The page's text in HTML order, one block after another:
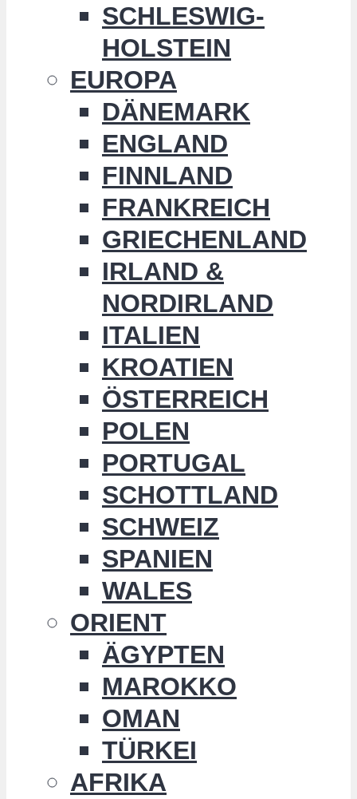
SCHLESWIG-
HOLSTEIN
EUROPA
DÄNEMARK
ENGLAND
FINNLAND
FRANKREICH
GRIECHENLAND
IRLAND &
NORDIRLAND
ITALIEN
KROATIEN
ÖSTERREICH
POLEN
PORTUGAL
SCHOTTLAND
SCHWEIZ
SPANIEN
WALES
ORIENT
ÄGYPTEN
MAROKKO
OMAN
TÜRKEI
AFRIKA